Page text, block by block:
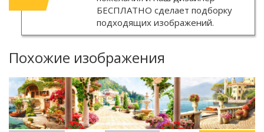
БЕСПЛАТНО сделает подборку
подходящих изображений.
Похожие изображения